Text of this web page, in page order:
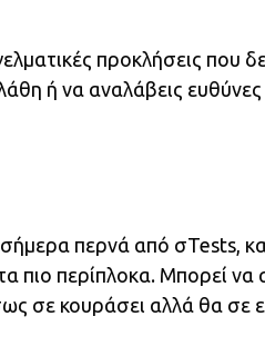
προκλήσεις που
ή να αναλάβεις
περνά από σTests,
πιο περίπλοκα. Μπορεί να
σε κουράσει αλλά θα σε